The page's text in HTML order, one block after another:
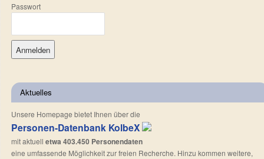
Passwort
Aktuelles
Unsere Homepage bietet Ihnen über die
Personen-Datenbank KolbeX
mit aktuell etwa 403.450 Personendaten
eine umfassende Möglichkeit zur freien Recherche. Hinzu kommen weitere,